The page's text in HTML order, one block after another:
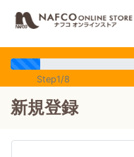
Step1/8
新規登録